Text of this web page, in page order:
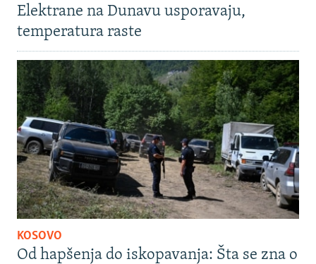
Elektrane na Dunavu usporavaju,
temperatura raste
KOSOVO
Od hapšenja do iskopavanja: Šta se zna o